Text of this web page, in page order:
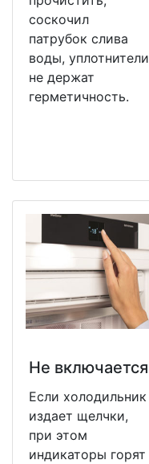
соскочил
патрубок слива
воды, уплотнители
не держат
герметичность.
Не включается
Если холодильник
издает щелчки,
при этом
индикаторы горят